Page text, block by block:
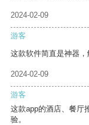
2024-02-09
游客
这款软件简直是神器，
2024-02-09
游客
这款app的酒店、餐厅
验。